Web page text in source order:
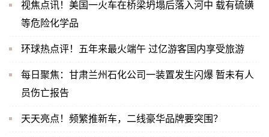
视焦点讯！美国一火车在桥梁坍塌后落入河中 载有硫磺
等危险化学品
环球热点评！五年来最火端午 过亿游客国内享受旅游
每日聚焦：甘肃兰州石化公司一装置发生闪爆 暂未有人
员伤亡报告
天天亮点！频繁推新车，二线豪华品牌要突围？